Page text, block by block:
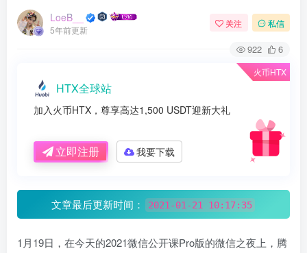
LoeB__
5年前更新
关注 私信
922 6
火币HTX
HTX全球站
加入火币HTX，尊享高达1,500 USDT迎新大礼
立即注册 我要下载
文章最后更新时间： 2021-01-21 10:17:35
1月19日，在今天的2021微信公开课Pro版的微信之夜上，腾